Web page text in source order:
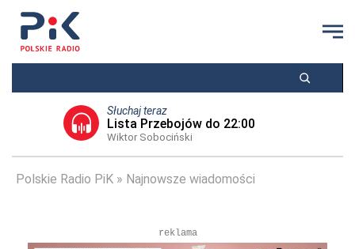
Słuchaj teraz
Lista Przebojów do 22:00
Wiktor Sobociński
Polskie Radio PiK Najnowsze wiadomości
reklama